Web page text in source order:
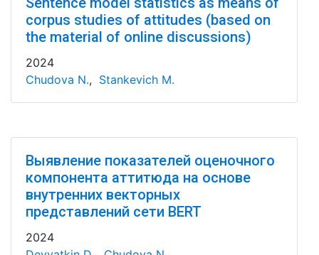
corpus studies of attitudes (based on
the material of online discussions)
2024
Chudova N., Stankevich M.
Выявление показателей оценочного
компонента аттитюда на основе
внутренних векторных
представлений сети BERT
2024